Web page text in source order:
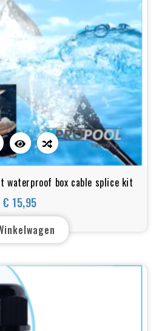
waterproof box cable splice kit
€ 15,95
Prijs